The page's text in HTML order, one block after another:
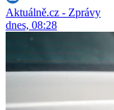
Aktuálně.cz - Zprávy
dnes, 08:28